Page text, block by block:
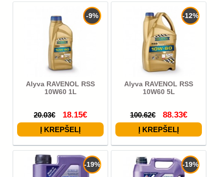
-9%
Alyva RAVENOL RSS
10W60 1L
20.03€ 18.15€
-12%
Alyva RAVENOL RSS
10W60 5L
100.62€ 88.33€
-19% -19%